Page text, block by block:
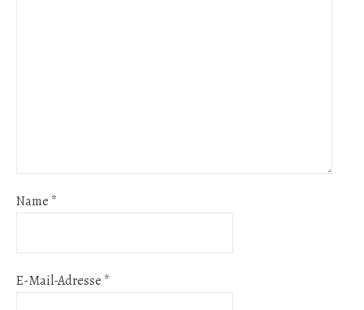
Name *
E-Mail-Adresse *